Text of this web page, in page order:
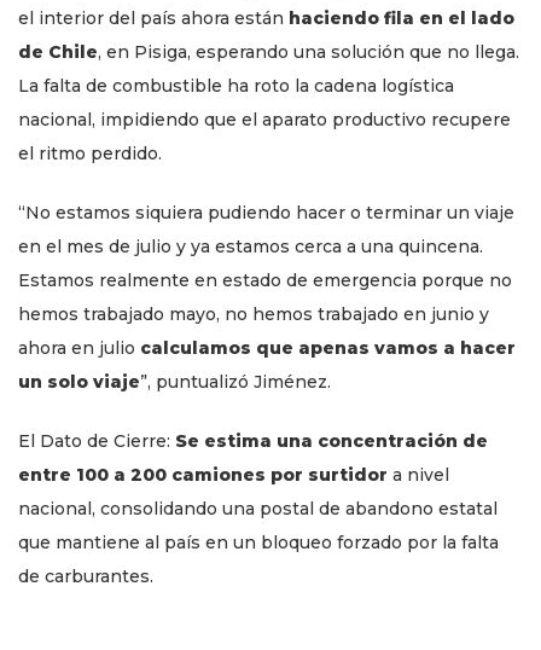
el interior del país ahora están haciendo fila en el lado
de Chile, en Pisiga, esperando una solución que no llega.
La falta de combustible ha roto la cadena logística
nacional, impidiendo que el aparato productivo recupere
el ritmo perdido.
“No estamos siquiera pudiendo hacer o terminar un viaje
en el mes de julio y ya estamos cerca a una quincena.
Estamos realmente en estado de emergencia porque no
hemos trabajado mayo, no hemos trabajado en junio y
ahora en julio calculamos que apenas vamos a hacer
un solo viaje”, puntualizó Jiménez.
El Dato de Cierre: Se estima una concentración de
entre 100 a 200 camiones por surtidor a nivel
nacional, consolidando una postal de abandono estatal
que mantiene al país en un bloqueo forzado por la falta
de carburantes.